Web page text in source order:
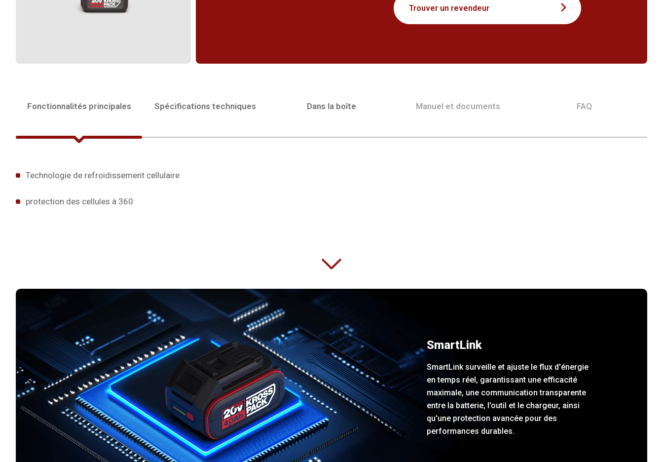
Trouver un revendeur
Fonctionnalités principales Spécifications techniques Dans la boîte Manuel et documents FAQ
Technologie de refroidissement cellulaire
protection des cellules à 360
SmartLink
SmartLink surveille et ajuste le flux d'énergie
en temps réel, garantissant une efficacité
maximale, une communication transparente
entre la batterie, l'outil et le chargeur, ainsi
qu'une protection avancée pour des
performances durables.